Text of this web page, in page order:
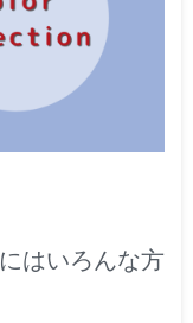
はいろんな方